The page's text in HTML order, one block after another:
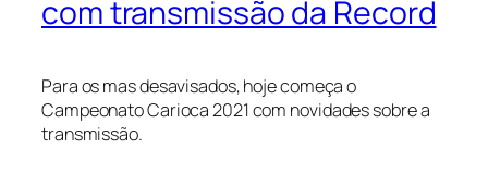
com transmissão da Record
Para os mas desavisados, hoje começa o
Campeonato Carioca 2021 com novidades sobre a
transmissão.